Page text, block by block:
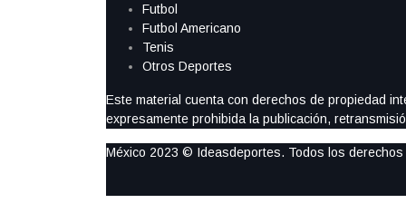
Futbol
Futbol Americano
Tenis
Otros Deportes
Este material cuenta con derechos de propiedad
expresamente prohibida la publicación,
México 2023 © Ideasdeportes. Todos los